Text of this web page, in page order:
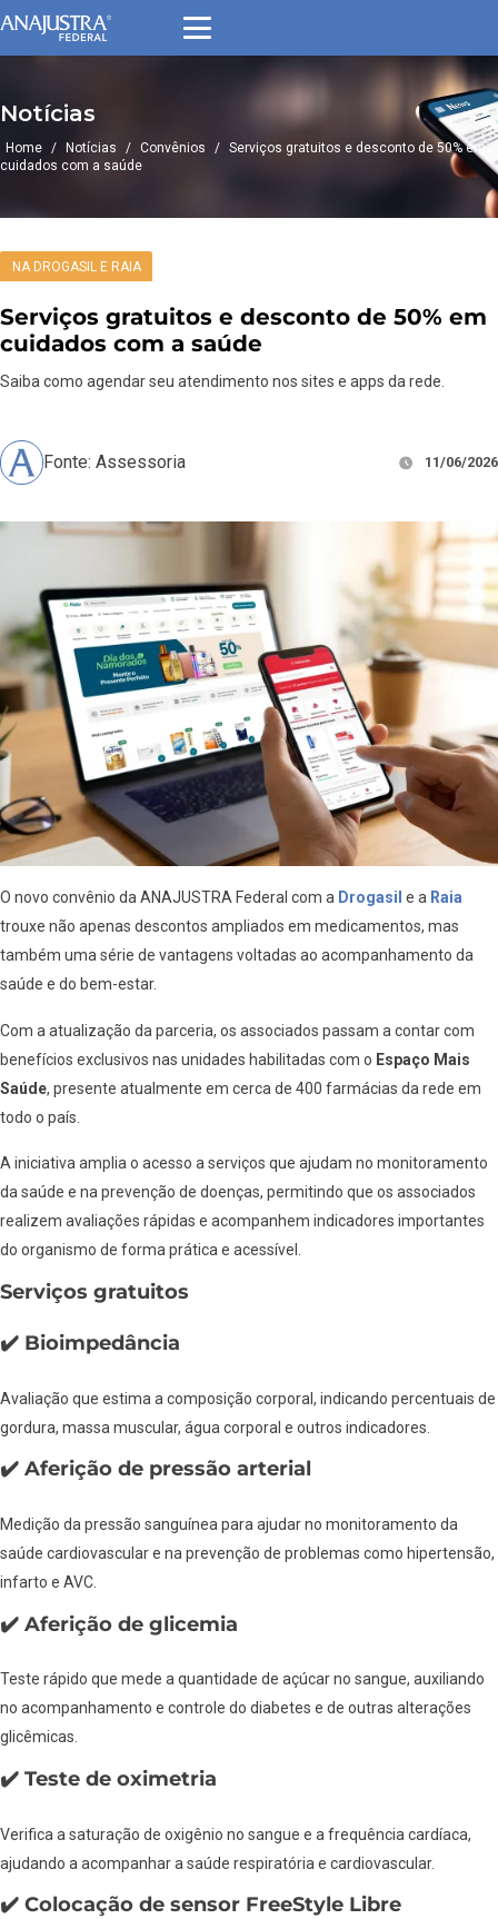
Notícias
Home / Notícias / Convênios / Serviços gratuitos e desconto de 50% em
cuidados com a saúde
NA DROGASIL E RAIA
Serviços gratuitos e desconto de 50% em
cuidados com a saúde
Saiba como agendar seu atendimento nos sites e apps da rede.
Fonte: Assessoria 11/06/2026
O novo convênio da ANAJUSTRA Federal com a Drogasil e a Raia
trouxe não apenas descontos ampliados em medicamentos, mas
também uma série de vantagens voltadas ao acompanhamento da
saúde e do bem-estar.
Com a atualização da parceria, os associados passam a contar com
benefícios exclusivos nas unidades habilitadas com o Espaço Mais
Saúde, presente atualmente em cerca de 400 farmácias da rede em
todo o país.
A iniciativa amplia o acesso a serviços que ajudam no monitoramento
da saúde e na prevenção de doenças, permitindo que os associados
realizem avaliações rápidas e acompanhem indicadores importantes
do organismo de forma prática e acessível.
Serviços gratuitos
✔️ Bioimpedância
Avaliação que estima a composição corporal, indicando percentuais de
gordura, massa muscular, água corporal e outros indicadores.
✔️ Aferição de pressão arterial
Medição da pressão sanguínea para ajudar no monitoramento da
saúde cardiovascular e na prevenção de problemas como hipertensão,
infarto e AVC.
✔️ Aferição de glicemia
Teste rápido que mede a quantidade de açúcar no sangue, auxiliando
no acompanhamento e controle do diabetes e de outras alterações
glicêmicas.
✔️ Teste de oximetria
Verifica a saturação de oxigênio no sangue e a frequência cardíaca,
ajudando a acompanhar a saúde respiratória e cardiovascular.
✔️ Colocação de sensor FreeStyle Libre